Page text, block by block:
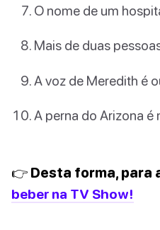
O nome de um
Mais de duas
A voz de Meredith é
A perna do Arizona é
👉 Desta forma, para
beber na TV Show!